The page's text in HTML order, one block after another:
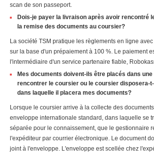
scan de son passeport.
Dois-je payer la livraison après avoir rencontré
la remise des documents au coursier?
La société TSM pratique les règlements en ligne
sur la base d'un prépaiement à 100 %. Le paiement
l'intermédiaire d'un service partenaire fiable,
Mes documents doivent-ils être placés dans
rencontrer le coursier ou le coursier disposera-
dans laquelle il placera mes documents?
Lorsque le coursier arrive à la collecte des
enveloppe internationale standard, dans laquelle se
séparée pour le connaissement, que le gestionnaire
l'expéditeur par courrier électronique. Le document
joint à l'enveloppe. L'enveloppe est scellée chez